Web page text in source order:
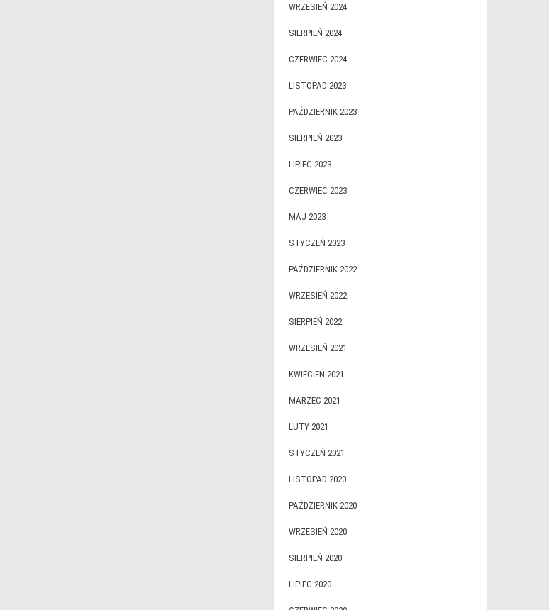
WRZESIEŃ 2024
SIERPIEŃ 2024
CZERWIEC 2024
LISTOPAD 2023
PAŹDZIERNIK 2023
SIERPIEŃ 2023
LIPIEC 2023
CZERWIEC 2023
MAJ 2023
STYCZEŃ 2023
PAŹDZIERNIK 2022
WRZESIEŃ 2022
SIERPIEŃ 2022
WRZESIEŃ 2021
KWIECIEŃ 2021
MARZEC 2021
LUTY 2021
STYCZEŃ 2021
LISTOPAD 2020
PAŹDZIERNIK 2020
WRZESIEŃ 2020
SIERPIEŃ 2020
LIPIEC 2020